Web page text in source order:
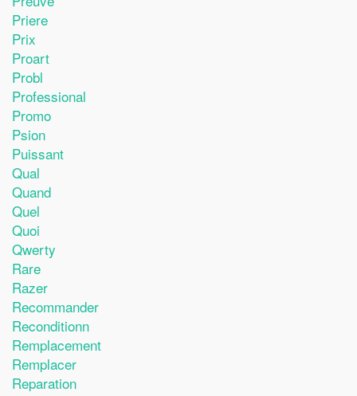
Priere
Prix
Proart
Probl
Professional
Promo
Psion
Puissant
Qual
Quand
Quel
Quoi
Qwerty
Rare
Razer
Recommander
Reconditionn
Remplacement
Remplacer
Reparation